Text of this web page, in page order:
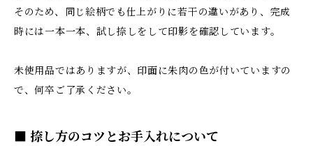
そのため、同じ絵柄でも仕上がりに若干の違いがあり、完成
時には一本一本、試し捺しをして印影を確認しています。
未使用品ではありますが、印面に朱肉の色が付いていますの
で、何卒ご了承ください。
■ 捺し方のコツとお手入れについて